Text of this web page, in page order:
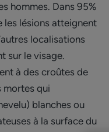
hommes. Dans 95%
les lésions atteignent
localisations
sur le visage.
à des croûtes de
mortes qui
blanches ou
à la surface du